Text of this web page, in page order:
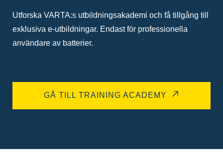
Utforska VARTA:s utbildningsakademi och få tillgång till
exklusiva e-utbildningar. Endast för professionella
användare av batterier.
GÅ TILL TRAINING ACADEMY